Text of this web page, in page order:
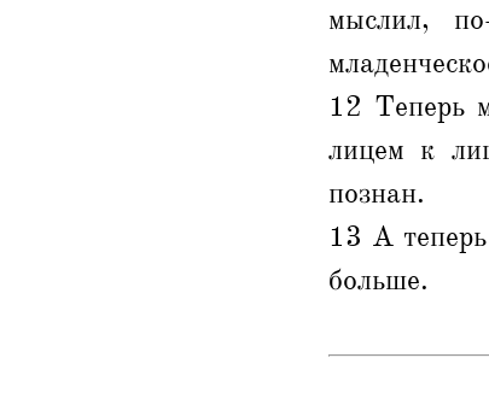
мыслил,
12 Теперь
лицем к
познан.
13 А
больше.